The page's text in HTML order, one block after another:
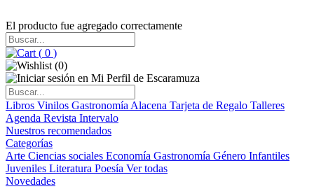
El producto fue agregado correctamente
( 0 )
(0)
Libros Vinilos Gastronomía Alacena Tarjeta de Regalo Talleres
Agenda Revista Intervalo
Nuestros recomendados
Categorías
Arte Ciencias sociales Economía Gastronomía Género Infantiles
Juveniles Literatura Poesía Ver todas
Novedades